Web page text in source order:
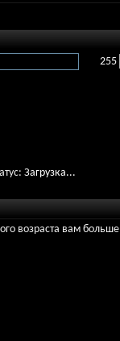
255
Загрузка...
возраста вам больше